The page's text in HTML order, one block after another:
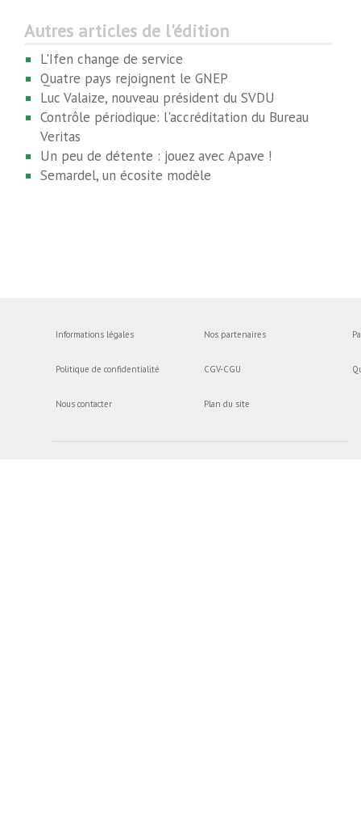
Autres articles de l'édition
L'Ifen change de service
Quatre pays rejoignent le GNEP
Luc Valaize, nouveau président du SVDU
Contrôle périodique: l'accréditation du Bureau
Veritas
Un peu de détente : jouez avec Apave !
Semardel, un écosite modèle
Informations légales
Politique de confidentialité
Nous contacter
Nos partenaires
CGV-CGU
Plan du site